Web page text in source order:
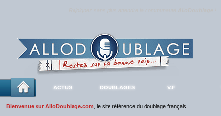
ACTUS DOUBLAGES V.F
Bienvenue sur AlloDoublage.com , le site référence du doublage français.